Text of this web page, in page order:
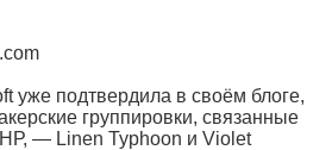
уже подтвердила в своём блоге,
группировки, связанные
— Linen Typhoon и Violet